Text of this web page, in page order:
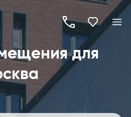
+7
(495)
260-
19-
для